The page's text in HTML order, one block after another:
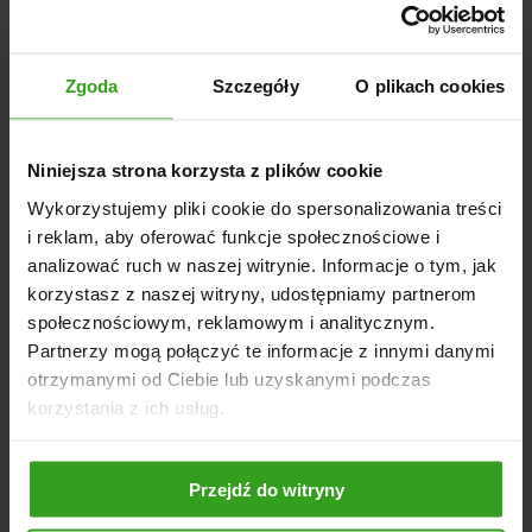
Zgoda Szczegóły O plikach cookies
Niniejsza strona korzysta z plików cookie
Wykorzystujemy pliki cookie do spersonalizowania treści
i reklam, aby oferować funkcje społecznościowe i
analizować ruch w naszej witrynie. Informacje o tym, jak
korzystasz z naszej witryny, udostępniamy partnerom
społecznościowym, reklamowym i analitycznym.
Partnerzy mogą połączyć te informacje z innymi danymi
otrzymanymi od Ciebie lub uzyskanymi podczas
korzystania z ich usług.
Przejdź do witryny
Duża siła koszenia: Ostrza zapewniają mocne i
Stalowe osłony: Zapobiegają wylatywaniu odłamków
Napęd: Paskiem klinowym
trwałość i odporność na korozję
Gwarancja: Bezpieczne zakupy z gwarancją producenta
Oferowana kosiarka bijakowa to idealne rozwiązanie dla
osób potrzebujących solidnego i wydajnego narzędzia,
które pomoże w zarządzaniu roślinnością na większą
skalę. Zarówno na terenach rolniczych, jak i leśnych.